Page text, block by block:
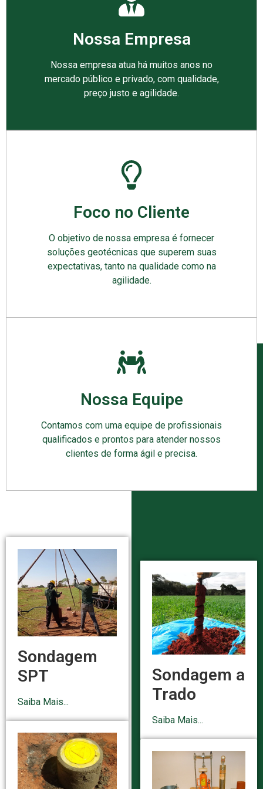
Nossa Empresa
Nossa empresa atua há muitos anos no
mercado público e privado, com qualidade,
preço justo e agilidade.
Foco no Cliente
O objetivo de nossa empresa é fornecer
soluções geotécnicas que superem suas
expectativas, tanto na qualidade como na
agilidade.
Nossa Equipe
Contamos com uma equipe de profissionais
qualificados e prontos para atender nossos
clientes de forma ágil e precisa.
Sondagem
SPT
Saiba Mais...
Sondagem a
Trado
Saiba Mais...